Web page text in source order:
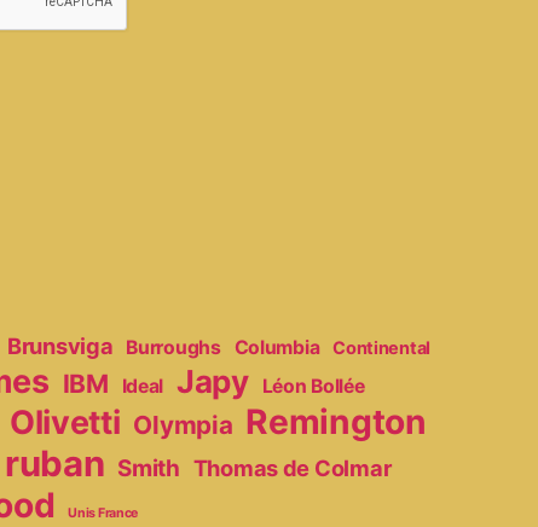
Brunsviga Burroughs Columbia Continental
IBM Ideal Japy
Léon Bollée
Olivetti Olympia Remington
ruban Smith Thomas de Colmar
Unis France